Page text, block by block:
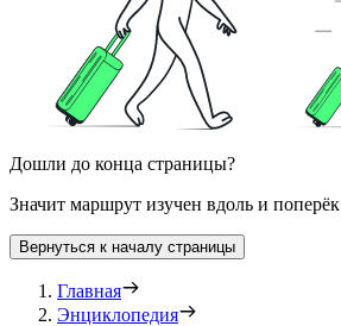
Дошли до конца страницы?
Значит маршрут изучен вдоль и поперёк
Вернуться к началу страницы
Главная
Энциклопедия